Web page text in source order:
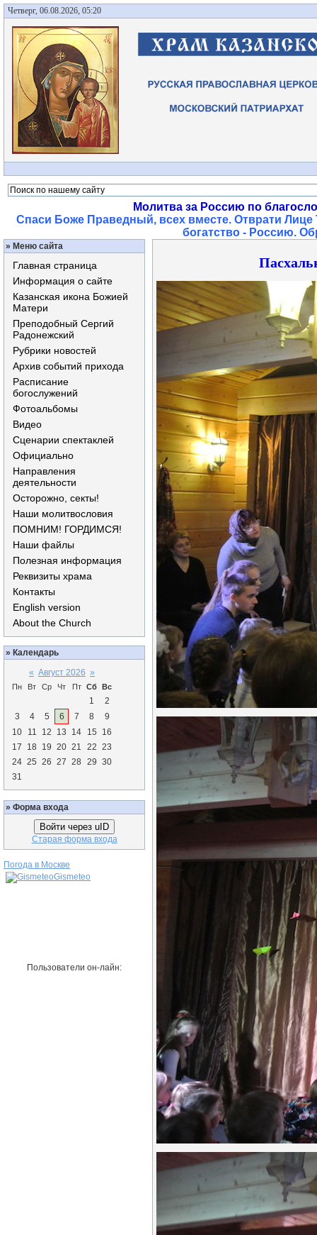
Четверг, 06.08.2026, 05:20
Молитва за Россию по
Спаси Боже Праведный, всех вместе. Отврати
богатство - Россию.
» Меню сайта
Главная страница
Информация о сайте
Казанская икона Божией
Матери
Преподобный Сергий
Радонежский
Рубрики новостей
Архив событий прихода
Расписание
богослужений
Фотоальбомы
Видео
Сценарии спектаклей
Официально
Направления
деятельности
Осторожно, секты!
Наши молитвословия
ПОМНИМ! ГОРДИМСЯ!
Наши файлы
Полезная информация
Реквизиты храма
Контакты
English version
About the Church
» Календарь
« Август 2026 »
Пн Вт Ср Чт Пт Сб Вс
1
2
3
4 5 6 7 8
9
10
11 12 13 14 15
16
17
18 19 20 21 22 23
24 25 26 27 28 29 30
31
» Форма входа
Войти через uID
Старая форма входа
Погода в Москве
Gismeteo
Пользователи он-лайн: